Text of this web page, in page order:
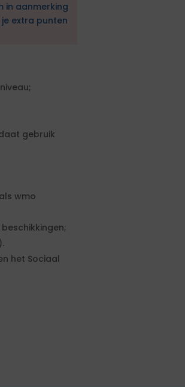
in aanmerking
extra punten
gebruik
wmo
het Sociaal